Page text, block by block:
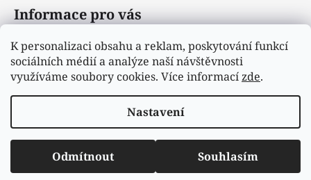
K personalizaci obsahu a reklam, poskytování funkcí
sociálních médií a analýze naší návštěvnosti
využíváme soubory cookies. Více informacízde.
Nastavení
Odmítnout Souhlasím
Informace pro vás
Obchodní podmínky
Podmínky ochrany osobních údajů
Moje objednávka
Vytvořil Shoptet
Copyright 2026Hejrup
. Všechna práva vyhrazena.
Upravit nastavení cookies